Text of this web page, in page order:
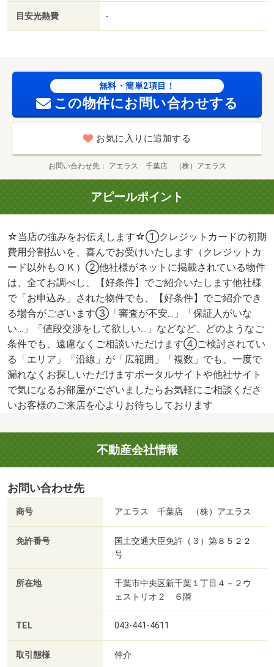
目安光熱費 -
無料・簡単2項目！
この物件にお問い合わせする
お気に入りに追加する
お問い合わせ先 アエラス 千葉店 （株）アエラス
アピールポイント
☆当店の強みをお伝えします☆①クレジットカードの初期
費用分割払いを、喜んでお受けいたします（クレジットカ
ード以外もＯＫ）②他社様がネットに掲載されている物件
は、全てお調べし、【好条件】でご紹介いたします他社様
で「お申込み」された物件でも、【好条件】でご紹介でき
る場合がございます③「審査が不安…」「保証人がいな
い…」「値段交渉をして欲しい…」などなど、どのようなご
条件でも、遠慮なくご相談いただけます④ご検討されてい
る「エリア」「沿線」が「広範囲」「複数」でも、一度で
漏れなくお探しいただけますポータルサイトや他社サイト
で気になるお部屋がございましたらお気軽にご相談くださ
いお客様のご来店を心よりお待ちしております
不動産会社情報
お問い合わせ先
商号 アエラス 千葉店 （株）アエラス
免許番号
国土交通大臣免許（３）第８５２２
号
所在地
千葉市中央区新千葉１丁目４－２ウ
ェストリオ２ ６階
TEL 043-441-4611
取引態様 仲介